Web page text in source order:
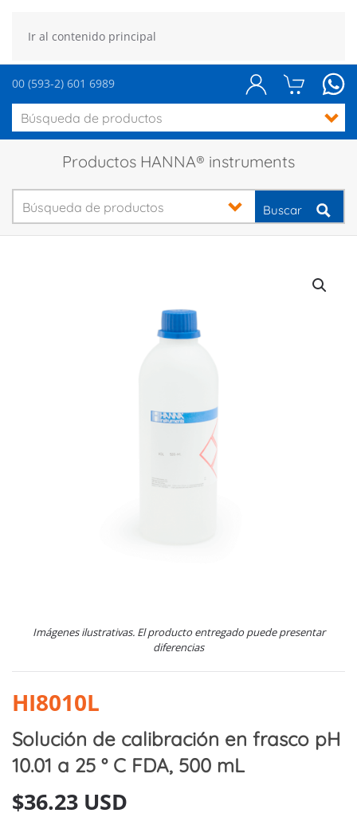
Ir al contenido principal
00 (593-2) 601 6989
Productos HANNA® instruments
Buscar
Imágenes ilustrativas. El producto entregado puede presentar
diferencias
HI8010L
Solución de calibración en frasco pH
10.01 a 25 ° C FDA, 500 mL
$36.23 USD